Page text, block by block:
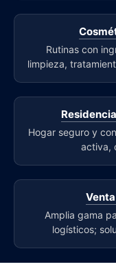
Rutinas con
limpieza,
Hogar seguro y
activa,
Amplia gama
logísticos;